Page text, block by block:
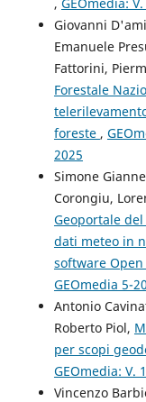
Giovanni
Emanuele
Fattorini,
Forestale
foreste ,
2025
Simone
Corongiu,
Geoportale
dati meteo in
software Open
GEOmedia 5-
Antonio
Roberto Piol,
per scopi
GEOmedia: V.
Vincenzo